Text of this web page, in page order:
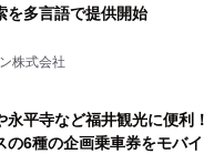
を多言語で提供開始
株式会社
永平寺など福井観光に便利！
の6種の企画乗車券をモバイ